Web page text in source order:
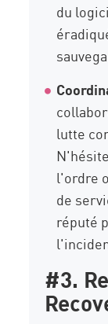
du
lutte
l'ordre
de
réputé
#3.